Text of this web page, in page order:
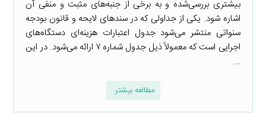
بیشتری بررسی‌شده و به برخی از جنبه‌های مثبت و منفی آن
اشاره شود. یکی از جداولی که در سندهای لایحه و قانون بودجه
سنواتی منتشر می‌شود جدول اعتبارات هزینه‌ای دستگاه‌های
اجرایی است که معمولاً ذیل جدول شماره ۷ ارائه می‌شود. در این
...
مطالعه بیشتر